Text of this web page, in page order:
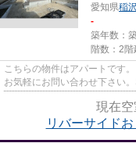
愛知県稲
-
築年数：
階数：2階
こちらの物件はアパートです
お気軽にお問い合わせ下さい
現在空
リバーサイド